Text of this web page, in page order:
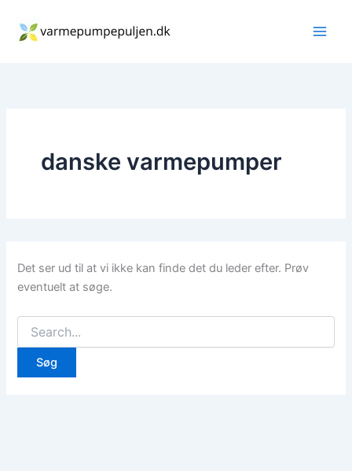
indholdet
danske varmepumper
Det ser ud til at vi ikke kan finde det du leder efter. Prøv
eventuelt at søge.
efter: